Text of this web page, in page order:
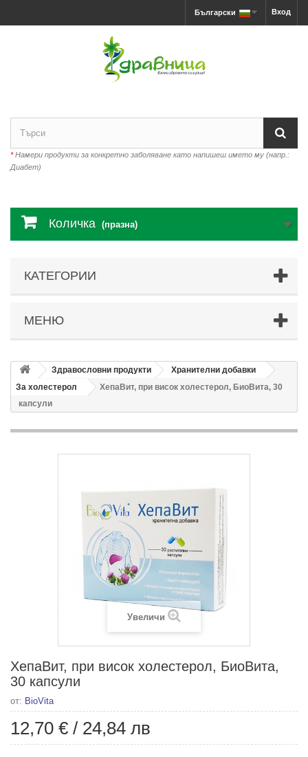
Вход
Български
*Намери продукти за конкретно заболяване като напишеш името му (напр.:
Диабет)
Количка (празна)
КАТЕГОРИИ
МЕНЮ
Здравословни продукти
Хранителни добавки
За холестерол
ХепаВит, при висок холестерол, БиоВита, 30
капсули
Увеличи
ХепаВит, при висок холестерол, БиоВита,
30 капсули
от: BioVita
12,70 € / 24,84 лв